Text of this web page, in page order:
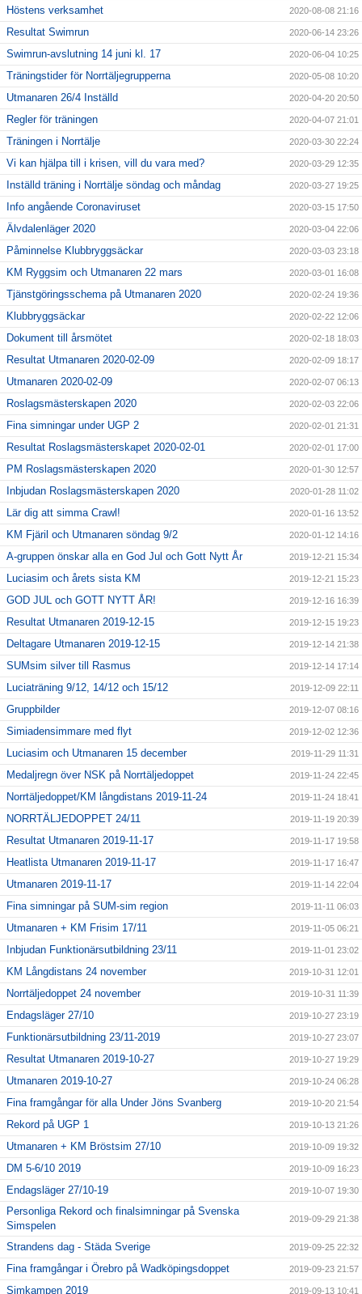
Höstens verksamhet 2020-08-08 21:16
Resultat Swimrun 2020-06-14 23:26
Swimrun-avslutning 14 juni kl. 17 2020-06-04 10:25
Träningstider för Norrtäljegrupperna 2020-05-08 10:20
Utmanaren 26/4 Inställd 2020-04-20 20:50
Regler för träningen 2020-04-07 21:01
Träningen i Norrtälje 2020-03-30 22:24
Vi kan hjälpa till i krisen, vill du vara med? 2020-03-29 12:35
Inställd träning i Norrtälje söndag och måndag 2020-03-27 19:25
Info angående Coronaviruset 2020-03-15 17:50
Älvdalenläger 2020 2020-03-04 22:06
Påminnelse Klubbryggsäckar 2020-03-03 23:18
KM Ryggsim och Utmanaren 22 mars 2020-03-01 16:08
Tjänstgöringsschema på Utmanaren 2020 2020-02-24 19:36
Klubbryggsäckar 2020-02-22 12:06
Dokument till årsmötet 2020-02-18 18:03
Resultat Utmanaren 2020-02-09 2020-02-09 18:17
Utmanaren 2020-02-09 2020-02-07 06:13
Roslagsmästerskapen 2020 2020-02-03 22:06
Fina simningar under UGP 2 2020-02-01 21:31
Resultat Roslagsmästerskapet 2020-02-01 2020-02-01 17:00
PM Roslagsmästerskapen 2020 2020-01-30 12:57
Inbjudan Roslagsmästerskapen 2020 2020-01-28 11:02
Lär dig att simma Crawl! 2020-01-16 13:52
KM Fjäril och Utmanaren söndag 9/2 2020-01-12 14:16
A-gruppen önskar alla en God Jul och Gott Nytt År 2019-12-21 15:34
Luciasim och årets sista KM 2019-12-21 15:23
GOD JUL och GOTT NYTT ÅR! 2019-12-16 16:39
Resultat Utmanaren 2019-12-15 2019-12-15 19:23
Deltagare Utmanaren 2019-12-15 2019-12-14 21:38
SUMsim silver till Rasmus 2019-12-14 17:14
Luciaträning 9/12, 14/12 och 15/12 2019-12-09 22:11
Gruppbilder 2019-12-07 08:16
Simiadensimmare med flyt 2019-12-02 12:36
Luciasim och Utmanaren 15 december 2019-11-29 11:31
Medaljregn över NSK på Norrtäljedoppet 2019-11-24 22:45
Norrtäljedoppet/KM långdistans 2019-11-24 2019-11-24 18:41
NORRTÄLJEDOPPET 24/11 2019-11-19 20:39
Resultat Utmanaren 2019-11-17 2019-11-17 19:58
Heatlista Utmanaren 2019-11-17 2019-11-17 16:47
Utmanaren 2019-11-17 2019-11-14 22:04
Fina simningar på SUM-sim region 2019-11-11 06:03
Utmanaren + KM Frisim 17/11 2019-11-05 06:21
Inbjudan Funktionärsutbildning 23/11 2019-11-01 23:02
KM Långdistans 24 november 2019-10-31 12:01
Norrtäljedoppet 24 november 2019-10-31 11:39
Endagsläger 27/10 2019-10-27 23:19
Funktionärsutbildning 23/11-2019 2019-10-27 23:07
Resultat Utmanaren 2019-10-27 2019-10-27 19:29
Utmanaren 2019-10-27 2019-10-24 06:28
Fina framgångar för alla Under Jöns Svanberg 2019-10-20 21:54
Rekord på UGP 1 2019-10-13 21:26
Utmanaren + KM Bröstsim 27/10 2019-10-09 19:32
DM 5-6/10 2019 2019-10-09 16:23
Endagsläger 27/10-19 2019-10-07 19:30
Personliga Rekord och finalsimningar på Svenska
Simspelen
2019-09-29 21:38
Strandens dag - Städa Sverige 2019-09-25 22:32
Fina framgångar i Örebro på Wadköpingsdoppet 2019-09-23 21:57
Simkampen 2019 2019-09-13 10:41